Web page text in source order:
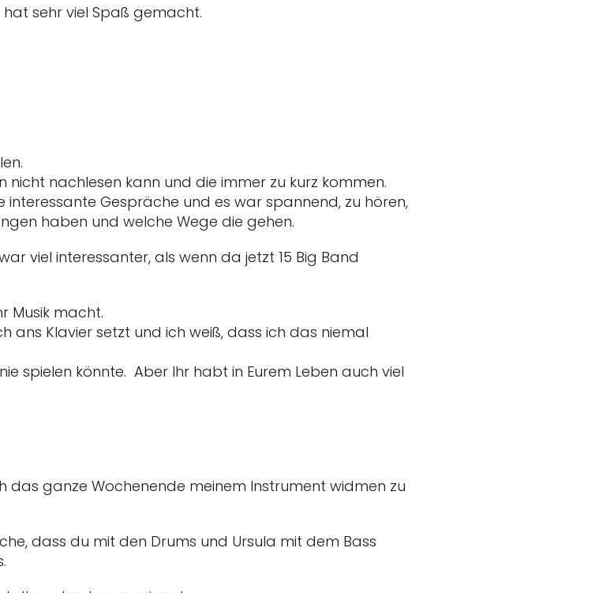
sehr viel Spaß gemacht.
nachlesen kann und die immer zu kurz kommen.
Gespräche und es war spannend, zu hören,
haben und welche Wege die gehen.
viel interessanter, als wenn da jetzt 15 Big Band
Musik macht.
ans Klavier setzt und ich weiß, dass ich das niemal
spielen könnte. Aber Ihr habt in Eurem Leben auch viel
das ganze Wochenende meinem Instrument widmen zu
dass du mit den Drums und Ursula mit dem Bass